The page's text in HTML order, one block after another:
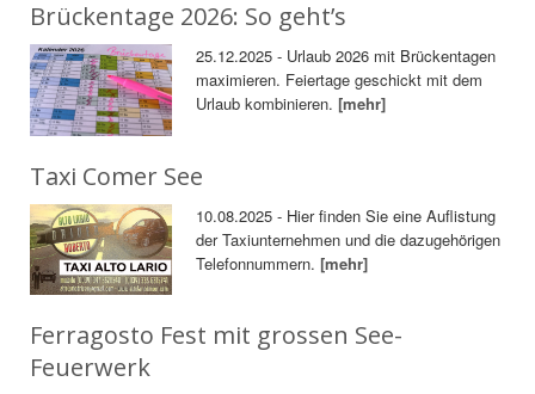
Brückentage 2026: So geht’s
25.12.2025 - Urlaub 2026 mit Brückentagen
maximieren. Feiertage geschickt mit dem
Urlaub kombinieren.[mehr]
Taxi Comer See
10.08.2025 - Hier finden Sie eine Auflistung
der Taxiunternehmen und die dazugehörigen
Telefonnummern.[mehr]
Ferragosto Fest mit grossen See-
Feuerwerk